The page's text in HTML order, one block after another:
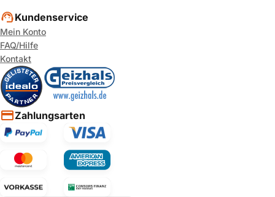
Kundenservice
Mein Konto
FAQ/Hilfe
Kontakt
Zahlungsarten